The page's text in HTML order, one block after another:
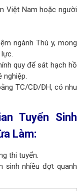
Việt Nam hoặc người
ngành Thú y, mong
quy để sát hạch hồ
TC/CĐ/ĐH, có nhu
Tuyển Sinh
Làm:
thi tuyển.
sinh nhiều đợt quanh